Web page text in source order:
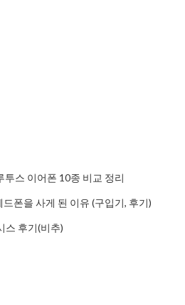
스 이어폰 10종 비교 정리
폰을 사게 된 이유 (구입기, 후기)
스 후기(비추)